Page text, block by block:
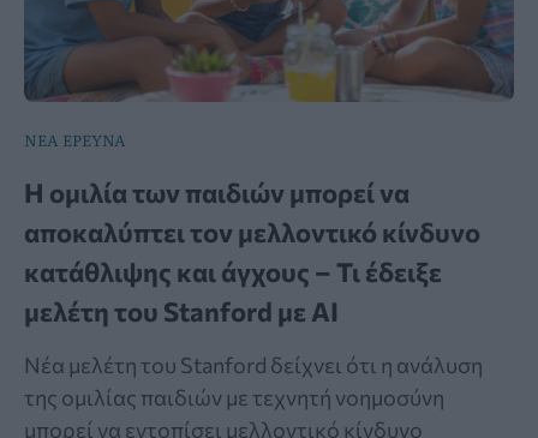
ΝΕΑ ΕΡΕΥΝΑ
Η ομιλία των παιδιών μπορεί να
αποκαλύπτει τον μελλοντικό κίνδυνο
κατάθλιψης και άγχους – Τι έδειξε
μελέτη του Stanford με AI
Νέα μελέτη του Stanford δείχνει ότι η ανάλυση
της ομιλίας παιδιών με τεχνητή νοημοσύνη
μπορεί να εντοπίσει μελλοντικό κίνδυνο